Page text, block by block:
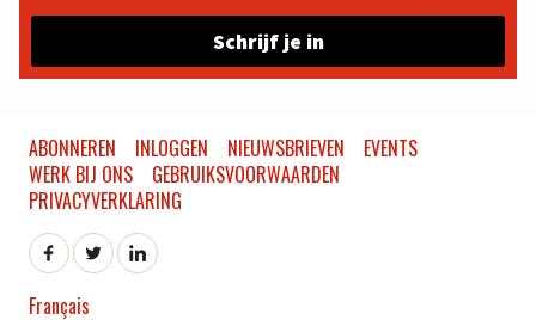
Schrijf je in
ABONNEREN INLOGGEN NIEUWSBRIEVEN
EVENTS
WERK BIJ ONS
GEBRUIKSVOORWAARDEN
PRIVACYVERKLARING
Français